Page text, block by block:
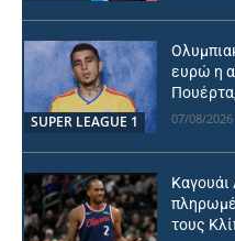
SUPER LEAGUE 1
ευρώ η
07/08/
τους